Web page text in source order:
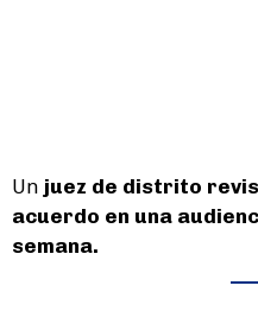
Un juez de distrito
acuerdo en una
semana.